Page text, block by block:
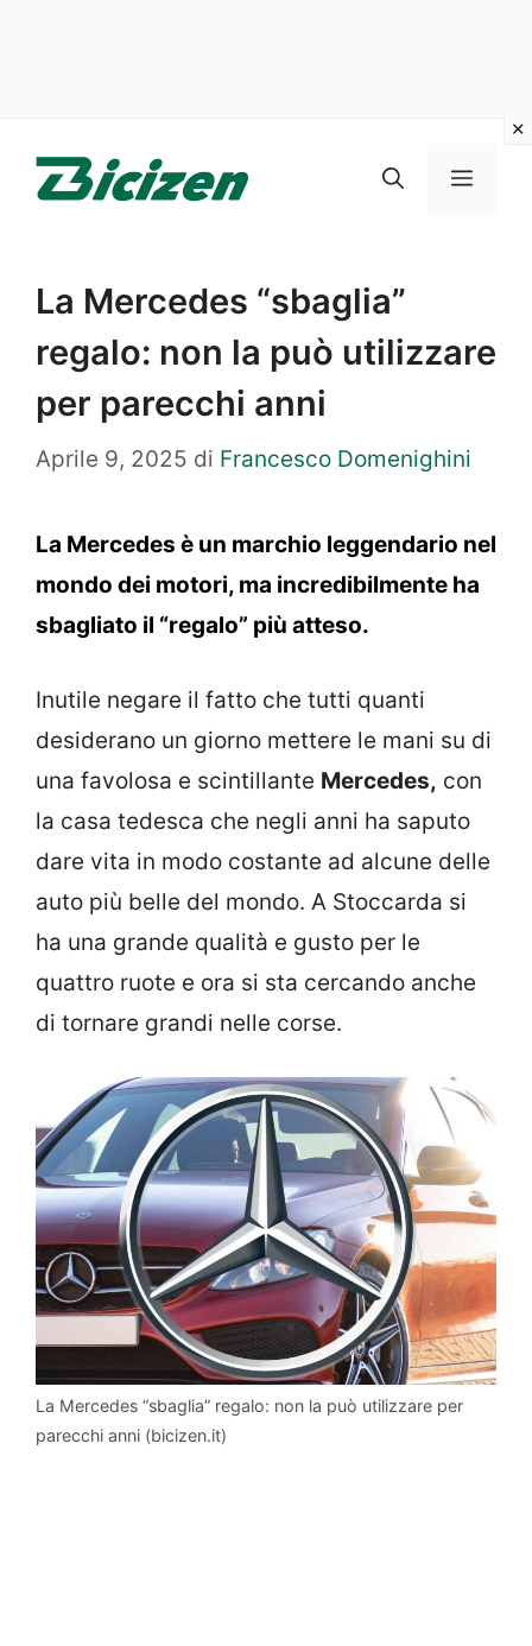
Menu
La Mercedes “sbaglia”
regalo: non la può utilizzare
per parecchi anni
Aprile 9, 2025 di Francesco Domenighini
La Mercedes è un marchio leggendario nel
mondo dei motori, ma incredibilmente ha
sbagliato il “regalo” più atteso.
Inutile negare il fatto che tutti quanti
desiderano un giorno mettere le mani su di
una favolosa e scintillante Mercedes, con
la casa tedesca che negli anni ha saputo
dare vita in modo costante ad alcune delle
auto più belle del mondo. A Stoccarda si
ha una grande qualità e gusto per le
quattro ruote e ora si sta cercando anche
di tornare grandi nelle corse.
La Mercedes “sbaglia” regalo: non la può utilizzare per
parecchi anni (bicizen.it)